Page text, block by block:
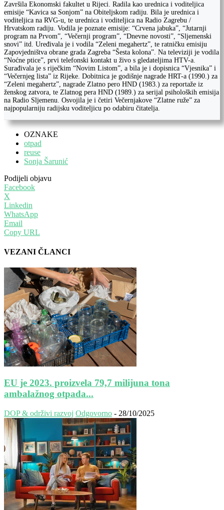
Završila Ekonomski fakultet u Rijeci. Radila kao urednica i voditeljica
emisije “Kavica sa Sonjom” na Obiteljskom radiju. Bila je urednica i
voditeljica na RVG-u, te urednica i voditeljica na Radio Zagrebu /
Hrvatskom radiju. Vodila je poznate emisije: “Crvena jabuka”, “Jutarnji
program na Prvom”, “Večernji program”, “Dnevne novosti”, “Sljemenski
snovi” itd. Uređivala je i vodila “Zeleni megahertz”, te ratničku emisiju
Zapovjedništva obrane grada Zagreba “Šesta kolona”. Na televiziji je vodila
“Noćne ptice”, prvi telefonski kontakt u živo s gledateljima HTV-a.
Surađivala je s riječkim “Novim Listom”, a bila je i dopisnica “Vjesnika” i
“Večernjeg lista” iz Rijeke. Dobitnica je godišnje nagrade HRT-a (1990.) za
“Zeleni megahertz”, nagrade Zlatno pero HND (1983.) za reportaže iz
ženskog zatvora, te Zlatnog pera HND (1989.) za serijal psiholoških emisija
na Radio Sljemenu. Osvojila je i četiri Večernjakove “Zlatne ruže” za
najpopularniju radijsku voditeljicu po odabiru čitatelja.
OZNAKE
otpad
reuse
Sonja Šarunić
Podijeli objavu
Facebook
X
Linkedin
WhatsApp
Email
Copy URL
VEZANI ČLANCI
EU je 2023. proizvela 79,7 milijuna tona
ambalažnog otpada...
DOP & održivi razvoj Odgovorno - 28/10/2025